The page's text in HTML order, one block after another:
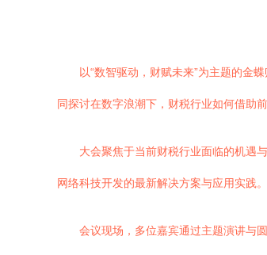
以“数智驱动，财赋未来”为主题的金
同探讨在数字浪潮下，财税行业如何借助
大会聚焦于当前财税行业面临的机遇
网络科技开发的最新解决方案与应用实践
会议现场，多位嘉宾通过主题演讲与